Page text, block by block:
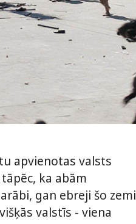
apvienotas valsts
ka abām
gan ebreji šo zemi
valstīs - viena